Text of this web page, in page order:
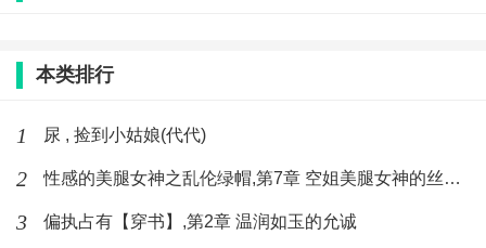
本类排行
1 尿 , 捡到小姑娘(代代)
2 性感的美腿女神之乱伦绿帽,第7章 空姐美腿女神的丝袜足交
3 偏执占有【穿书】,第2章 温润如玉的允诚